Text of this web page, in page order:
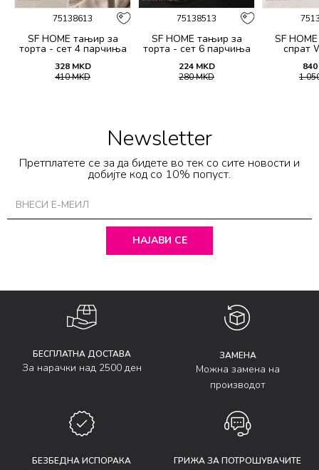
75138613
SF HOME тањир за
торта - сет 4 парчиња
328 MKD
410MKD
75138513
SF HOME тањир за
торта - сет 6 парчиња
224 MKD
280MKD
SF
спрат
840
Newsletter
Претплатете се за да бидете во тек со сите новости и
добијте код со 10% попуст.
НАЈАВИ СЕ
БЕСПЛАТНА ДОСТАВА
За нарачки над 2500 ден
ЗАМЕНА
Можна замена на
производот
БЕЗБЕДНА ИСПОРАКА ГРИЖА ЗА ПОТРОШУВАЧИТЕ